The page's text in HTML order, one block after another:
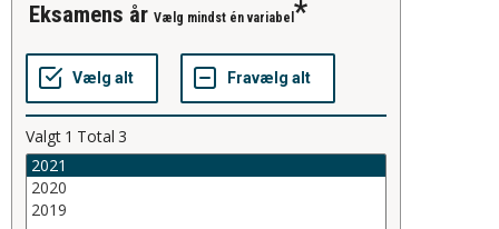
Eksamens år Vælg mindst én variabel
Valgt 1 Total 3